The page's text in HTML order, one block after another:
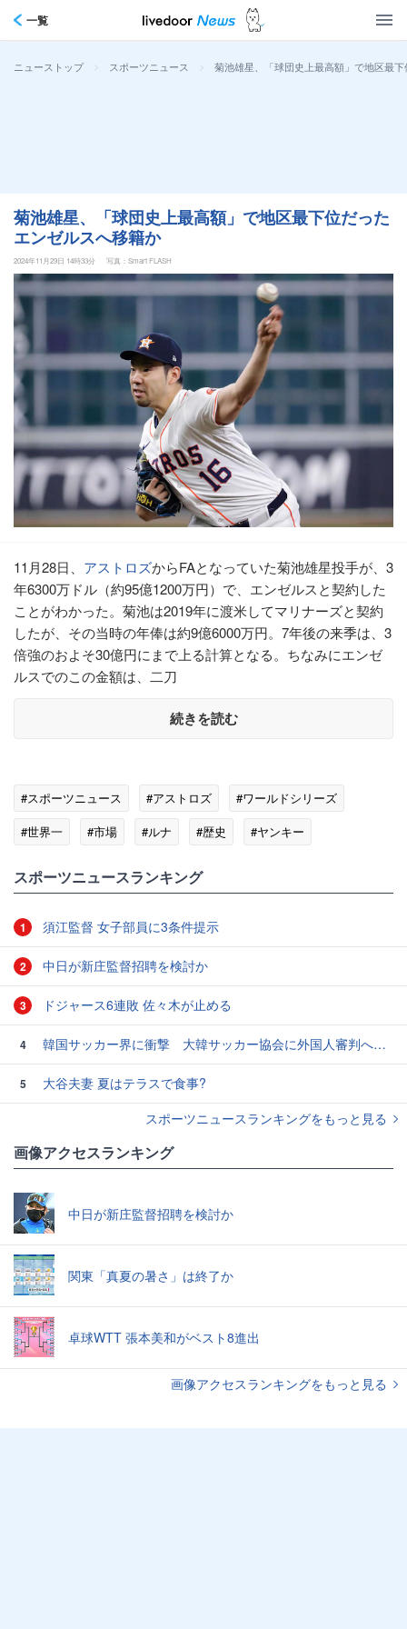
一覧
ニューストップ > スポーツニュース > 菊池雄星、「球団史上最高額」で地区最
菊池雄星、「球団史上最高額」で地区最下位だった
エンゼルスへ移籍か
2024年11月29日 14時33分 写真：Smart FLASH
11月28日、 アストロズからFAとなっていた菊池雄星投手が、3
年6300万ドル（約95億1200万円）で、エンゼルスと契約した
ことがわかった。菊池は2019年に渡米してマリナーズと契約
したが、その当時の年俸は約9億6000万円。7年後の来季は、3
倍強のおよそ30億円にまで上る計算となる。ちなみにエンゼ
ルスでのこの金額は、二刀
続きを読む
#スポーツニュース #アストロズ
#ワールドシリーズ
#世界一
#市場 #ルナ #歴史 #ヤンキー
スポーツニュースランキング
1 須江監督 女子部員に3条件提示
2 中日が新庄監督招聘を検討か
3 ドジャース6連敗 佐々木が止める
4 韓国サッカー界に衝撃 大韓サッカー協会に外国人審判への“性的接待”疑惑 韓国メディアが報道
5
大谷夫妻 夏はテラスで食事?
スポーツニュースランキングをもっと見る
画像アクセスランキング
中日が新庄監督招聘を検討か
関東「真夏の暑さ」は終了か
卓球WTT 張本美和がベスト8進出
画像アクセスランキングをもっと見る